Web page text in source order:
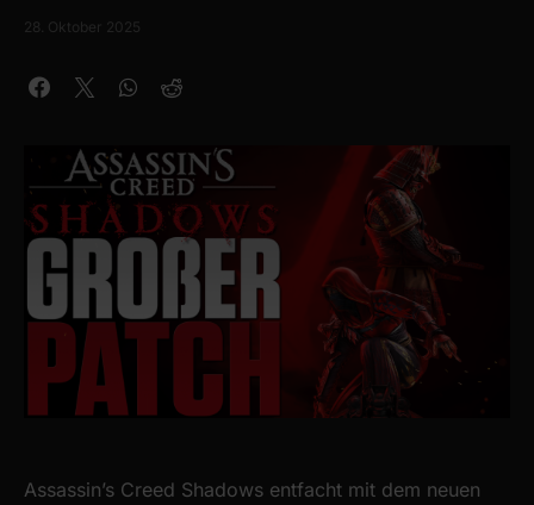
28. Oktober 2025
Assassin’s Creed Shadows entfacht mit dem neuen